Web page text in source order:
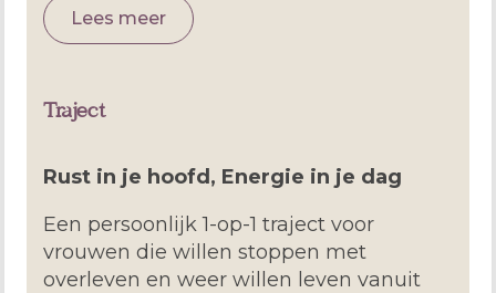
Lees meer
Traject
Rust in je hoofd, Energie in je dag
Een persoonlijk 1-op-1 traject voor
vrouwen die willen stoppen met
overleven en weer willen leven vanuit